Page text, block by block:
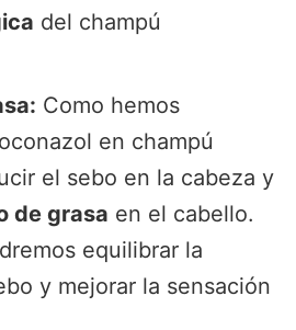
del champú
Como hemos
en champú
el sebo en la cabeza y
de grasa en el cabello.
equilibrar la
y mejorar la sensación